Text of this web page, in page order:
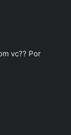
vc?? Por